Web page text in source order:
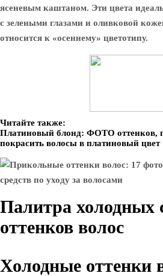
ясеневым каштаном. Эти цвета
с зелеными глазами и оливковой
относится к «осеннему» цветотипу.
Читайте также:
Платиновый блонд: ФОТО оттенков,
покрасить волосы в платиновый цвет
Палитра холодных
оттенков волос
Холодные оттенки